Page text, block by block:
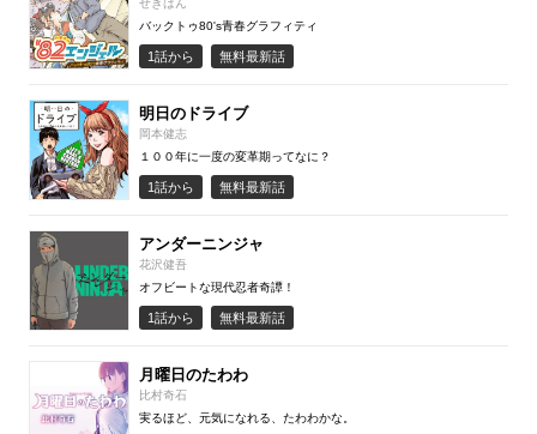
バックトゥ80's青春グラフィティ
1話から 無料最新話
明日のドライブ
岡本健志
１００年に一度の変革期ってなに？
1話から 無料最新話
アンダーニンジャ
花沢健吾
オフビートな現代忍者奇譚！
1話から 無料最新話
月曜日のたわわ
比村奇石
実るほど、元気になれる、たわわかな。